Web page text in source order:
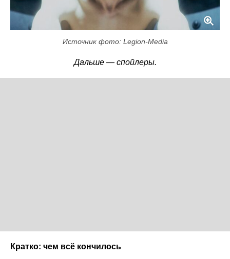
Источник фото: Legion-Media
Дальше — спойлеры.
Кратко: чем всё кончилось